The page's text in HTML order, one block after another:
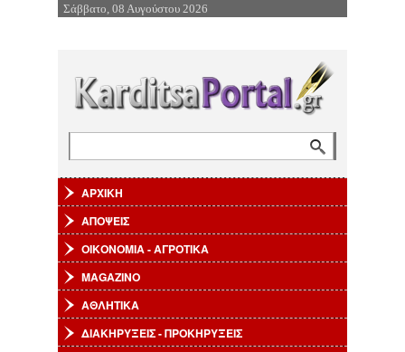
Επιστροφή στην Πλοήγηση
Σάββατο, 08 Αυγούστου 2026
ΑΡΧΙΚΗ
ΑΠΟΨΕΙΣ
ΟΙΚΟΝΟΜΙΑ - ΑΓΡΟΤΙΚΑ
MAGAZINO
ΑΘΛΗΤΙΚΑ
ΔΙΑΚΗΡΥΞΕΙΣ - ΠΡΟΚΗΡΥΞΕΙΣ